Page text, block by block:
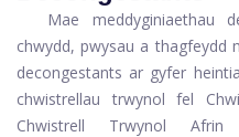
Mae meddyginiaethau
chwydd, pwysau a thagfeydd
decongestants ar gyfer
chwistrellau trwynol fel
Chwistrell Trwynol